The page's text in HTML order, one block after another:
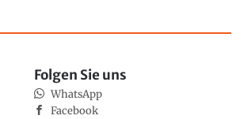
Folgen Sie uns
WhatsApp
Facebook